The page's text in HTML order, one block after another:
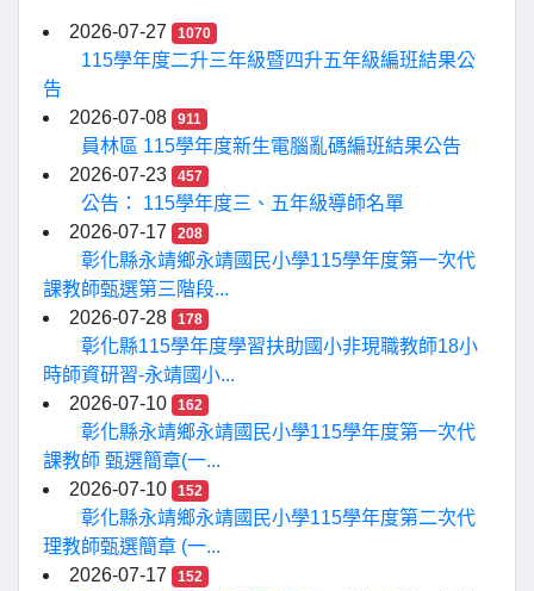
2026-07-27 1070
115學年度二升三年級暨四升五年級編班結果公
告
2026-07-08
911
員林區 115學年度新生電腦亂碼編班結果公告
2026-07-23
457
公告： 115學年度三、五年級導師名單
2026-07-17
208
彰化縣永靖鄉永靖國民小學115學年度第一次代
課教師甄選第三階段...
2026-07-28
178
彰化縣115學年度學習扶助國小非現職教師18小
時師資研習-永靖國小...
2026-07-10
162
彰化縣永靖鄉永靖國民小學115學年度第一次代
課教師 甄選簡章(一...
2026-07-10
152
彰化縣永靖鄉永靖國民小學115學年度第二次代
理教師甄選簡章 (一...
2026-07-17
152